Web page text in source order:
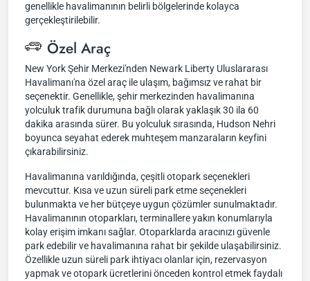
genellikle havalimanının belirli bölgelerinde kolayca
gerçekleştirilebilir.
Özel Araç
New York Şehir Merkezi'nden Newark Liberty Uluslararası
Havalimanı'na özel araç ile ulaşım, bağımsız ve rahat bir
seçenektir. Genellikle, şehir merkezinden havalimanına
yolculuk trafik durumuna bağlı olarak yaklaşık 30 ila 60
dakika arasında sürer. Bu yolculuk sırasında, Hudson Nehri
boyunca seyahat ederek muhteşem manzaraların keyfini
çıkarabilirsiniz.
Havalimanına varıldığında, çeşitli otopark seçenekleri
mevcuttur. Kısa ve uzun süreli park etme seçenekleri
bulunmakta ve her bütçeye uygun çözümler sunulmaktadır.
Havalimanının otoparkları, terminallere yakın konumlarıyla
kolay erişim imkanı sağlar. Otoparklarda aracınızı güvenle
park edebilir ve havalimanına rahat bir şekilde ulaşabilirsiniz.
Özellikle uzun süreli park ihtiyacı olanlar için, rezervasyon
yapmak ve otopark ücretlerini önceden kontrol etmek faydalı